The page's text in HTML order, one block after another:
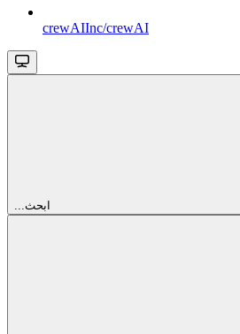
crewAIInc/crewAI
...ابحث